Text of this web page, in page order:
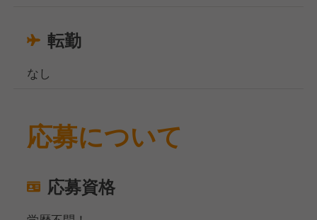
転勤
なし
応募について
応募資格